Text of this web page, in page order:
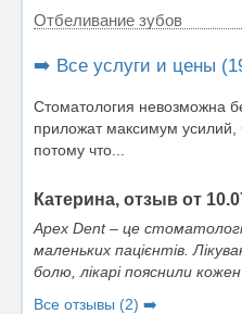
Отбеливание зубов
➡️ Все услуги и цены
Стоматология невозможна
приложат максимум усилий,
потому что...
Катерина, отзыв от
Apex Dent – це
маленьких пацієнтів.
болю, лікарі пояснили
Все отзывы (2) ➡️